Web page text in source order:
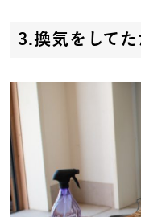
3.換気をして